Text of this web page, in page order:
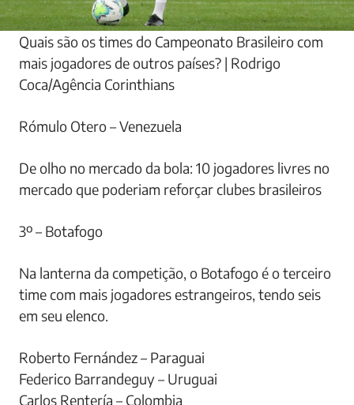
Quais são os times do Campeonato Brasileiro com
mais jogadores de outros países? | Rodrigo
Coca/Agência Corinthians
Rómulo Otero – Venezuela
De olho no mercado da bola: 10 jogadores livres no
mercado que poderiam reforçar clubes brasileiros
3º – Botafogo
Na lanterna da competição, o Botafogo é o terceiro
time com mais jogadores estrangeiros, tendo seis
em seu elenco.
Roberto Fernández – Paraguai
Federico Barrandeguy – Uruguai
Carlos Rentería – Colombia